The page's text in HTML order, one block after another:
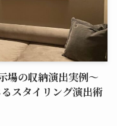
場の収納演出実例～
スタイリング演出術